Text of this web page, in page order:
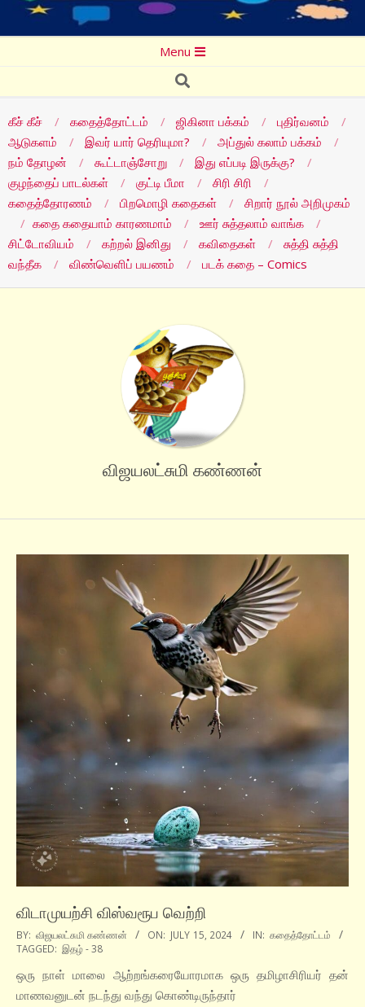
Menu
Search
கீச் கீச் கதைத்தோட்டம் ஜிகினா பக்கம்
புதிர்வனம்
ஆடுகளம்
இவர் யார் தெரியுமா?
அப்துல் கலாம் பக்கம்
நம் தோழன்
கூட்டாஞ்சோறு
இது எப்படி இருக்கு?
குழந்தைப் பாடல்கள்
குட்டி பீமா
சிரி சிரி
கதைத்தோரணம்
பிறமொழி கதைகள்
சிறார் நூல் அறிமுகம்
கதை கதையாம் காரணமாம்
ஊர் சுத்தலாம் வாங்க
சிட்டோவியம்
கற்றல் இனிது கவிதைகள்
சுத்தி சுத்தி
வந்தீக
விண்வெளிப் பயணம் படக் கதை – Comics
விஜயலட்சுமி கண்ணன்
விடாமுயற்சி விஸ்வரூப வெற்றி
2024-
07-
15
BY: விஜயலட்சுமி கண்ணன் ON: JULY 15, 2024 IN: கதைத்தோட்டம்
TAGGED: இதழ் - 38
ஒரு நாள் மாலை ஆற்றங்கரையோரமாக ஒரு தமிழாசிரியர் தன்
மாணவனுடன் நடந்து வந்து கொண்டிருந்தார்